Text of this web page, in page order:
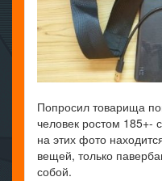
Попросил товарища
человек ростом 185+-
на этих фото
вещей, только
собой.